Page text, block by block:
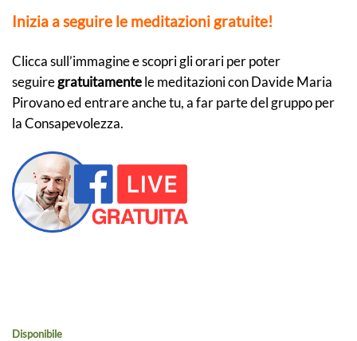
Inizia a seguire le meditazioni gratuite!
Clicca sull’immagine e scopri gli orari per poter
seguiregratuitamentele meditazioni con Davide Maria
Pirovano ed entrare anche tu, a far parte del gruppo per
la Consapevolezza.
Disponibile